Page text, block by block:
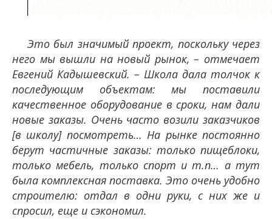
Это был значимый проект, поскольку через
него мы вышли на новый рынок, – отмечает
Евгений Кадышевский. – Школа дала толчок к
последующим объектам: мы поставили
качественное оборудование в сроки, нам дали
новые заказы. Очень часто возили заказчиков
[в школу] посмотреть… На рынке постоянно
берут частичные заказы: только пищеблоки,
только мебель, только спорт и т.п… а тут
была комплексная поставка. Это очень удобно
строителю: отдал в одни руки, с них же и
спросил, еще и сэкономил.